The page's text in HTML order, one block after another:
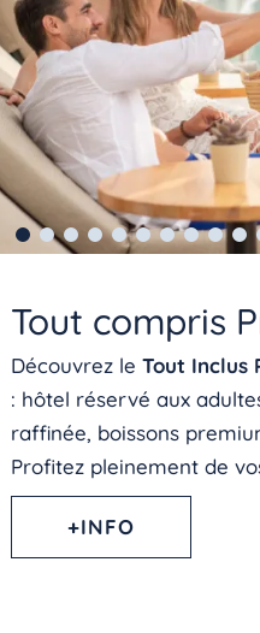
Tout compris
Découvrez le Tout Inclus
: hôtel réservé aux
raffinée, boissons
Profitez pleinement de
+INFO